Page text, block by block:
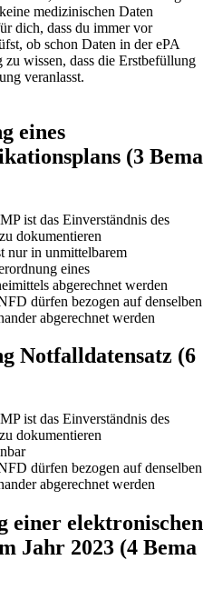
medizinischen Daten
dich, dass du immer vor
ob schon Daten in der ePA
wissen, dass die Erstbefüllung
veranlasst.
eines
(3 Bema
ist das Einverständnis des
dokumentieren
nur in unmittelbarem
eines
abgerechnet werden
dürfen bezogen auf denselben
abgerechnet werden
Notfalldatensatz (6
ist das Einverständnis des
dokumentieren
dürfen bezogen auf denselben
abgerechnet werden
einer elektronischen
Jahr 2023 (4 Bema